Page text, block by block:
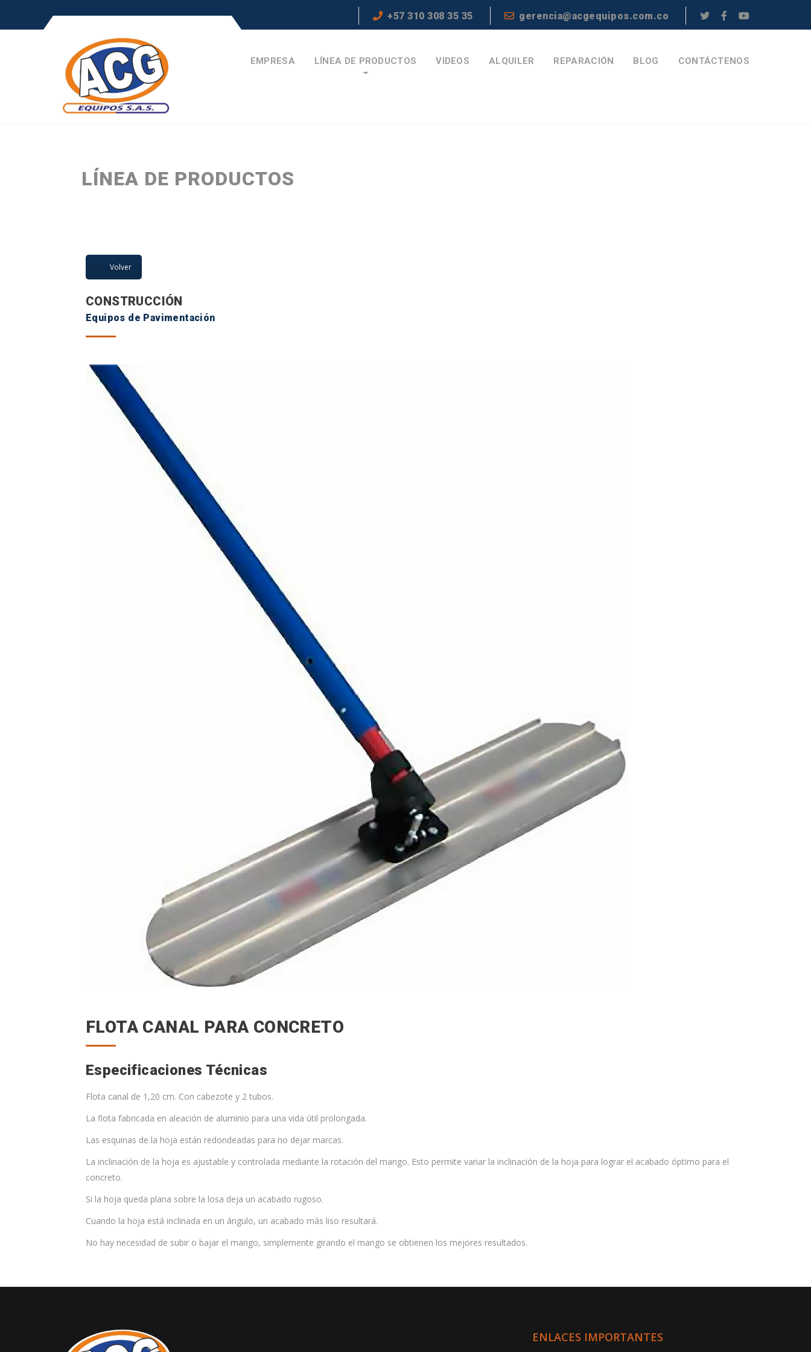
EMPRESA LÍNEA DE PRODUCTOS VIDEOS ALQUILER REPARACIÓN BLOG CONTÁCTENOS
+57 310 308 35 35 gerencia@acgequipos.com.co
LÍNEA DE PRODUCTOS
Volver
CONSTRUCCIÓN
Equipos de Pavimentación
FLOTA CANAL PARA CONCRETO
Especificaciones Técnicas
Flota canal de 1,20 cm. Con cabezote y 2 tubos.
La flota fabricada en aleación de aluminio para una vida útil prolongada.
Las esquinas de la hoja están redondeadas para no dejar marcas.
La inclinación de la hoja es ajustable y controlada mediante la rotación del mango. Esto permite variar la inclinación de la hoja para lograr el acabado óptimo para el
concreto.
Si la hoja queda plana sobre la losa deja un acabado rugoso.
Cuando la hoja está inclinada en un ángulo, un acabado más liso resultará.
No hay necesidad de subir o bajar el mango, simplemente girando el mango se obtienen los mejores resultados.
ENLACES IMPORTANTES